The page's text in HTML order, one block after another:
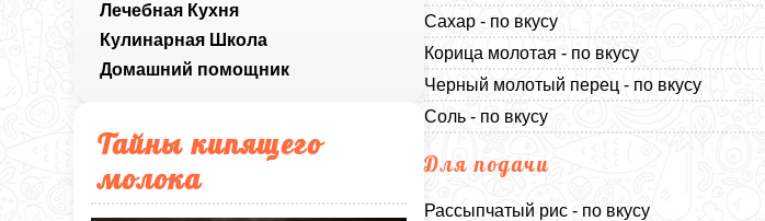
Лечебная Кухня
Кулинарная Школа
Домашний помощник
Тайны кипящего
молока
Сахар - по вкусу
Корица молотая - по вкусу
Черный молотый перец - по вкусу
Соль - по вкусу
Для подачи
Рассыпчатый рис - по вкусу